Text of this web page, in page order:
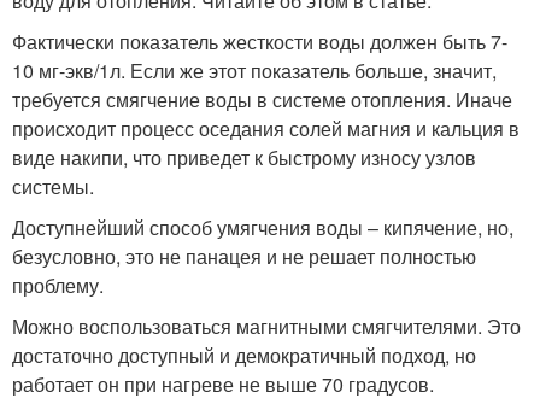
Фактически показатель жесткости воды должен быть 7-
10 мг-экв/1л. Если же этот показатель больше, значит,
требуется смягчение воды в системе отопления. Иначе
происходит процесс оседания солей магния и кальция в
виде накипи, что приведет к быстрому износу узлов
системы.
Доступнейший способ умягчения воды – кипячение, но,
безусловно, это не панацея и не решает полностью
проблему.
Можно воспользоваться магнитными смягчителями. Это
достаточно доступный и демократичный подход, но
работает он при нагреве не выше 70 градусов.